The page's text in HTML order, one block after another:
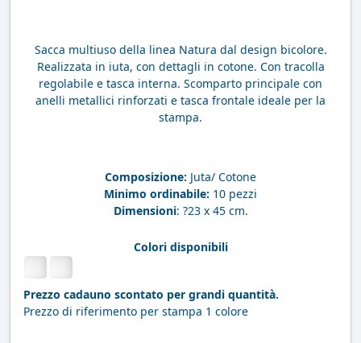
Sacca multiuso della linea Natura dal design bicolore.
Realizzata in iuta, con dettagli in cotone. Con tracolla
regolabile e tasca interna. Scomparto principale con
anelli metallici rinforzati e tasca frontale ideale per la
stampa.
Composizione: Juta/ Cotone
Minimo ordinabile: 10 pezzi
Dimensioni: ?23 x 45 cm.
Colori disponibili
Prezzo cadauno scontato per grandi quantità.
Prezzo di riferimento per stampa 1 colore